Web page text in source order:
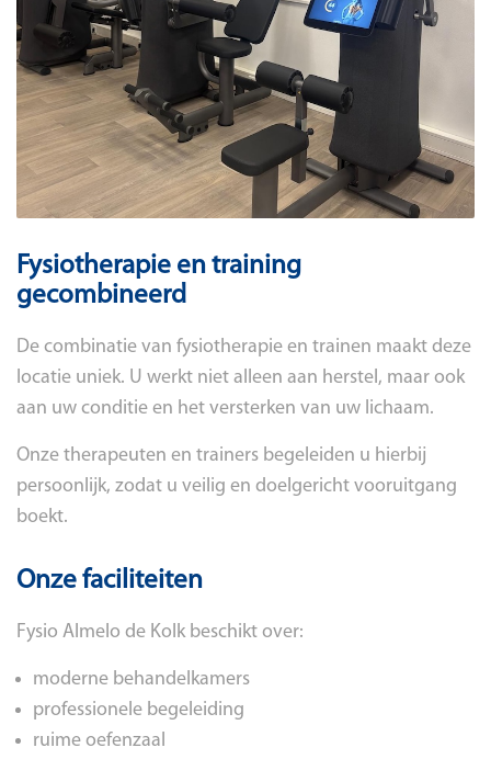
Fysiotherapie en training
gecombineerd
De combinatie van fysiotherapie en trainen maakt deze
locatie uniek. U werkt niet alleen aan herstel, maar ook
aan uw conditie en het versterken van uw lichaam.
Onze therapeuten en trainers begeleiden u hierbij
persoonlijk, zodat u veilig en doelgericht vooruitgang
boekt.
Onze faciliteiten
Fysio Almelo de Kolk beschikt over:
moderne behandelkamers
professionele begeleiding
ruime oefenzaal